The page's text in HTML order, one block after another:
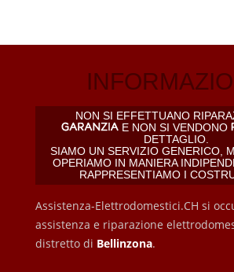
NON SI EFFETTUANO
E NON SI VENDONO
DETTAGLIO.
SIAMO UN SERVIZIO GENERICO,
OPERIAMO IN MANIERA
RAPPRESENTIAMO I
Assistenza-Elettrodomestici.CH si
assistenza e riparazione
distretto di Bellinzona.